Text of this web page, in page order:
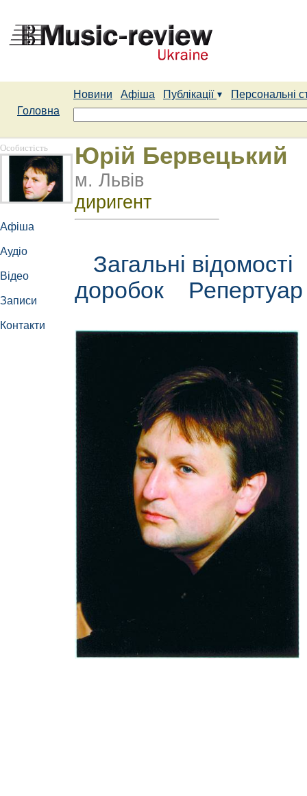
Новини Афіша Публікації
Персональні
Головна
Особистість
Афіша
Аудіо
Відео
Записи
Контакти
Юрій Бервецький
м. Львів
диригент
Загальні відомості
доробок